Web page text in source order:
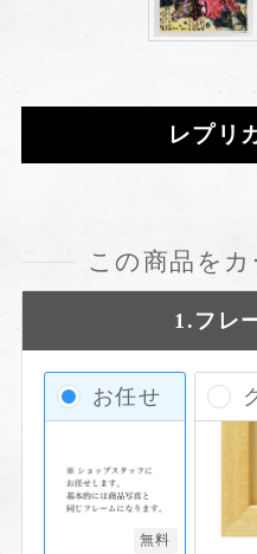
レプリ
この商品を
1.フレ
お任せ
無料